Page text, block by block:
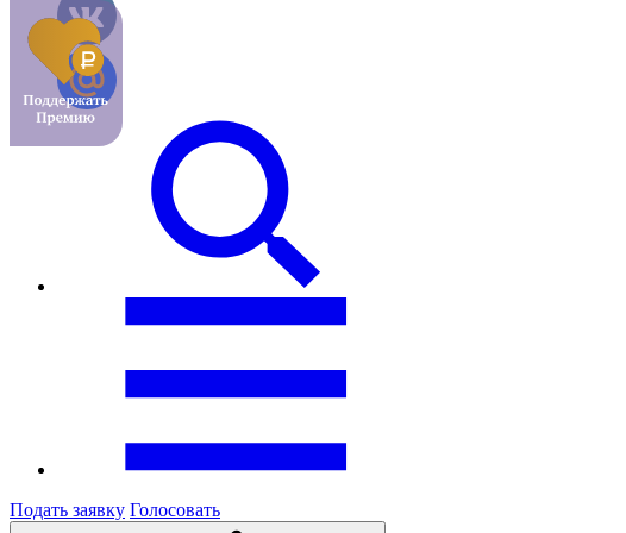
Подать заявку Голосовать